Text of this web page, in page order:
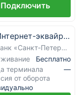
Подключить
Интернет-эквайринг
Банк «Санкт-Петербург»
Бесплатно
терминала
—
от оборота